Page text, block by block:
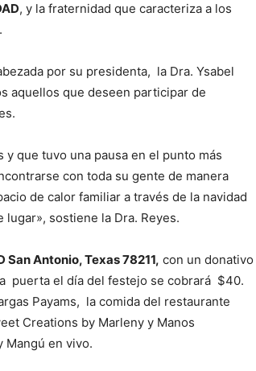
, y la fraternidad que caracteriza a los
por su presidenta, la Dra. Ysabel
aquellos que deseen participar de
que tuvo una pausa en el punto más
con toda su gente de manera
de calor familiar a través de la navidad
sostiene la Dra. Reyes.
Antonio, Texas 78211, con un donativo
puerta el día del festejo se cobrará $40.
Payams, la comida del restaurante
Creations by Marleny y Manos
Mangú en vivo.